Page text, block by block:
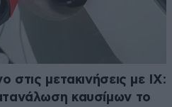
στις μετακινήσεις με ΙΧ:
καυσίμων το